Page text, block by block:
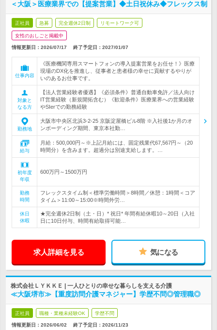
＜大阪＞医療業界での【提案営業】◆土日祝休み◆フレックス制
正社員 急募 完全週休2日制 リモートワーク可
女性のおしごと掲載中
情報更新日：2026/07/17 終了予定日： 2027/01/07
仕事内容
《医療機関専用スマートフォンの導入提案営業をお任せ！》医療
現場のDX化を推進し、従事者と患者様の幸せに貢献するやりが
いのあるお仕事です。
対象と
なる方
【法人営業経験者優遇】《必須条件》普通自動車免許／法人向け
IT営業経験（新規開拓含む）《歓迎条件》医療業界への営業経験
やSIerでの勤務経験
勤務地
大阪市中央区北浜3-2-25 京阪淀屋橋ビル8階 ※入社後1か月のオ
ンボーディング期間、東京本社勤…
給与
月給：500,000円～※上記月給には、固定残業代67,567円～（20
時間分）を含みます。超過分は別途支給します。…
初年度
年収
600万円～1500万円
勤務
時間
フレックスタイム制＜標準労働時間＞8時間／休憩：1時間＜コア
タイム＞11:00～15:00※時間外労…
休日
休暇
★完全週休2日制（土・日）* 祝日* 年間有給休暇10～20日（入社
日に10日付与、時間有給取得可能…
求人詳細を見る 気になる
株式会社ＬＹＫＫＥ | 一人ひとりの幸せな暮らしを支える介護
≪大阪堺市≫【重度訪問介護マネジャー】学歴不問◎管理職◎
正社員 職種・業種未経験OK 学歴不問
情報更新日：2026/06/02 終了予定日： 2026/11/23